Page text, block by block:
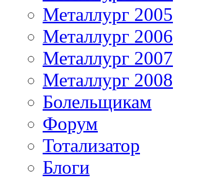
Металлург 2005
Металлург 2006
Металлург 2007
Металлург 2008
Болельщикам
Форум
Тотализатор
Блоги